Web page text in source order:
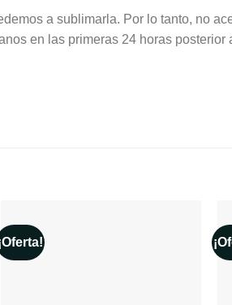
a sublimarla. Por lo tanto, no
en las primeras 24 horas posterior